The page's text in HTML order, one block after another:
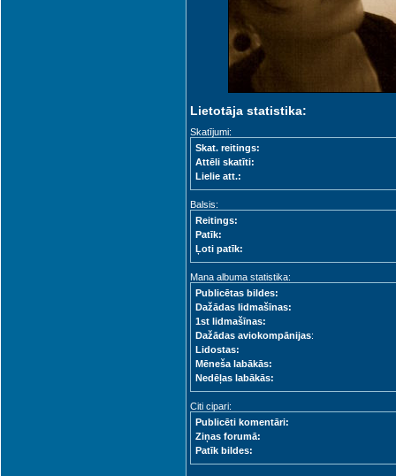
Lietotāja statistika:
Skatījumi:
Skat. reitings:
Attēli skatīti:
Lielie att.:
Balsis:
Reitings:
Patīk:
Ļoti patīk:
Mana albuma statistika:
Publicētas bildes:
Dažādas lidmašīnas:
1st lidmašīnas:
Dažādas aviokompānijas:
Lidostas:
Mēneša labākās:
Nedēļas labākās:
Citi cipari:
Publicēti komentāri:
Ziņas forumā:
Patīk bildes: